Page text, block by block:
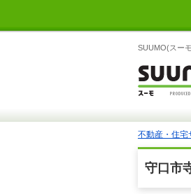
SUUMO(スー
不動産・住宅
守口市